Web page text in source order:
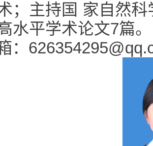
；主持国 家自然
水平学术论文7篇。
：